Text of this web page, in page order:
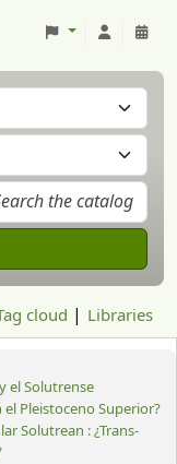
cloud Libraries
el Solutrense
Pleistoceno Superior?
Solutrean : ¿Trans-